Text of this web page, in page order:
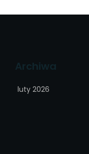
Archiwa
luty 2026